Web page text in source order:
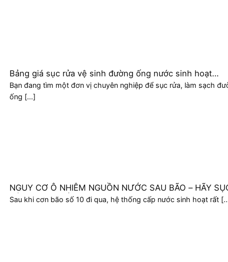
Bảng giá sục rửa vệ sinh đường ống nước sinh hoạt
[2025] – Dịch vụ WAPO
Bạn đang tìm một đơn vị chuyên nghiệp để sục rửa, làm sạch
ống [...]
NGUY CƠ Ô NHIỄM NGUỒN NƯỚC SAU BÃO – HÃY SỤC
RỬA ĐƯỜNG ỐNG TRƯỚC KHI QUÁ MUỘN
Sau khi cơn bão số 10 đi qua, hệ thống cấp nước sinh hoạt rất